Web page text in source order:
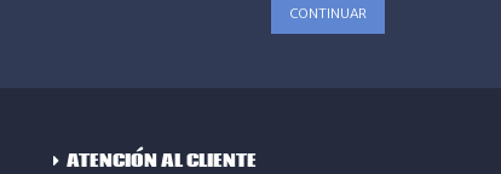
CONTINUAR
ATENCIÓN AL CLIENTE